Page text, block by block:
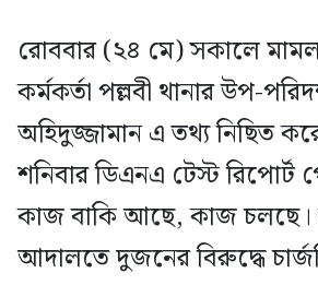
রোববার (২৪ মে) সকালে
কর্মকর্তা পল্লবী থানার উপ-
অহিদুজ্জামান এ তথ্য নিছিত
শনিবার ডিএনএ টেস্ট রিপোর্ট
কাজ বাকি আছে, কাজ
আদালতে দুজনের বিরুদ্ধে